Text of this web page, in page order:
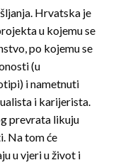
Hrvatska je
u kojemu se
po kojemu se
(u
i nametnuti
i karijerista.
prevrata likuju
Na tom će
u vjeri u život i